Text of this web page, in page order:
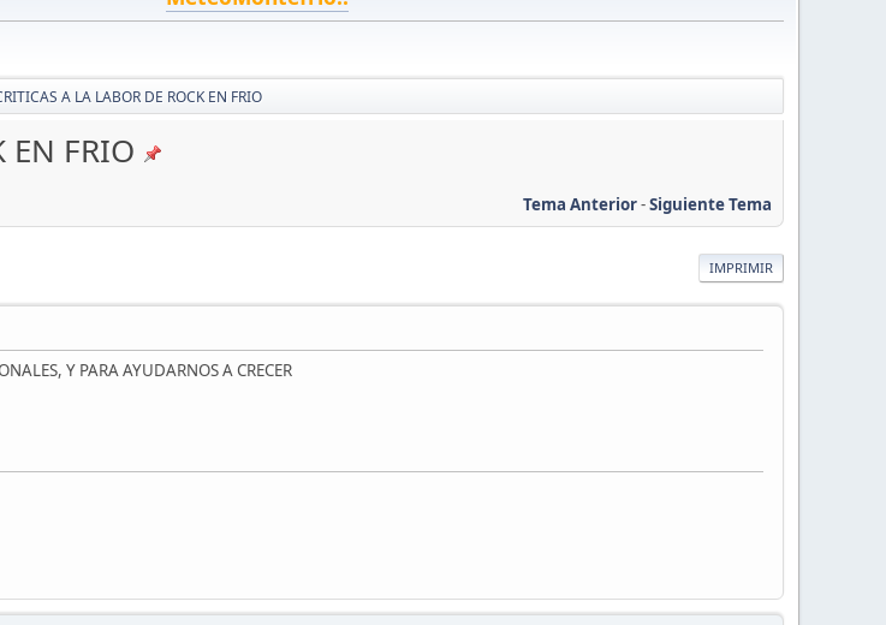
A LA LABOR DE ROCK EN FRIO
EN FRIO
Tema Anterior-Siguiente Tema
IMPRIMIR
Y PARA AYUDARNOS A CRECER